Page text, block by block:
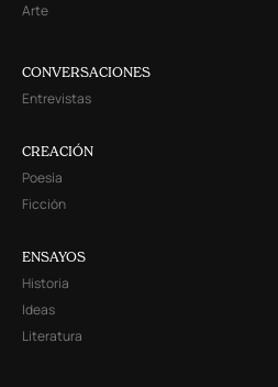
Arte
CONVERSACIONES
Entrevistas
CREACIÓN
Poesía
Ficción
ENSAYOS
Historia
Ideas
Literatura